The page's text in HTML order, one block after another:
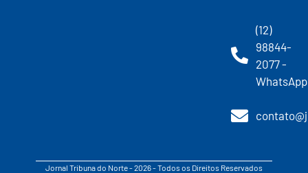
(12)
98844-
2077 -
WhatsApp
Jornal Tribuna do Norte - 2026 - Todos os Direitos Reservados